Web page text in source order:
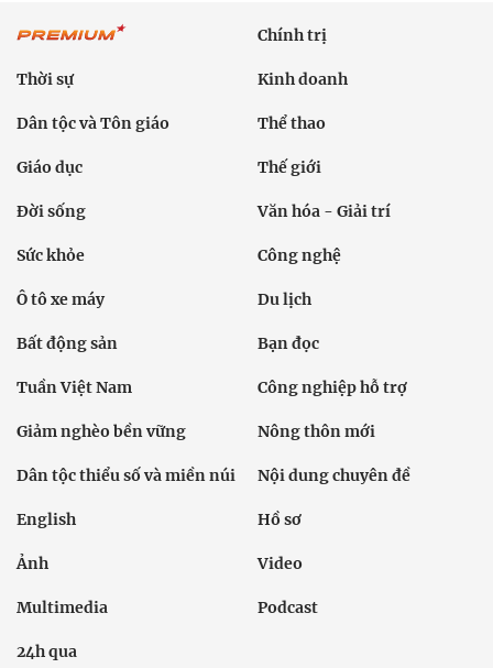
Chính trị
Thời sự Kinh doanh
Dân tộc và Tôn giáo Thể thao
Giáo dục Thế giới
Đời sống Văn hóa - Giải trí
Sức khỏe Công nghệ
Ô tô xe máy Du lịch
Bất động sản Bạn đọc
Tuần Việt Nam Công nghiệp hỗ trợ
Giảm nghèo bền vững Nông thôn mới
Dân tộc thiểu số và miền núi Nội dung chuyên đề
English Hồ sơ
Ảnh Video
Multimedia Podcast
24h qua